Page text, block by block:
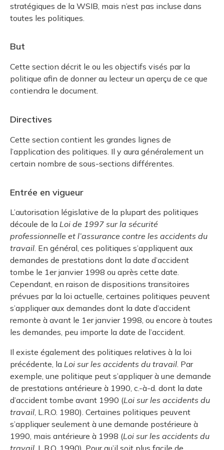
stratégiques de la WSIB, mais n’est pas incluse dans
toutes les politiques.
But
Cette section décrit le ou les objectifs visés par la
politique afin de donner au lecteur un aperçu de ce que
contiendra le document.
Directives
Cette section contient les grandes lignes de
l’application des politiques. Il y aura généralement un
certain nombre de sous-sections différentes.
Entrée en vigueur
L’autorisation législative de la plupart des politiques
découle de la Loi de 1997 sur la sécurité
professionnelle et l’assurance contre les accidents du
travail. En général, ces politiques s’appliquent aux
demandes de prestations dont la date d’accident
tombe le 1er janvier 1998 ou après cette date.
Cependant, en raison de dispositions transitoires
prévues par la loi actuelle, certaines politiques peuvent
s’appliquer aux demandes dont la date d’accident
remonte à avant le 1er janvier 1998, ou encore à toutes
les demandes, peu importe la date de l’accident.
Il existe également des politiques relatives à la loi
précédente, la Loi sur les accidents du travail. Par
exemple, une politique peut s’appliquer à une demande
de prestations antérieure à 1990, c.-à-d. dont la date
d’accident tombe avant 1990 (Loi sur les accidents du
travail, L.R.O. 1980). Certaines politiques peuvent
s’appliquer seulement à une demande postérieure à
1990, mais antérieure à 1998 (Loi sur les accidents du